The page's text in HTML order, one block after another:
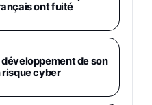
Noir, Version FR
Go Bleu
Tiers)
ont fuité
de son
risque cyber